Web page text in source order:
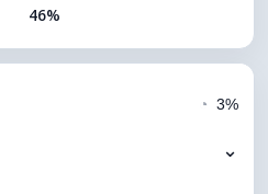
46%
◔ 3%
⌄